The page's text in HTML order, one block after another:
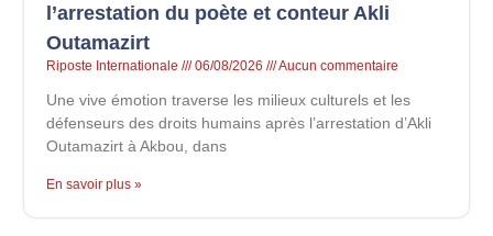
l’arrestation du poète et conteur Akli
Outamazirt
Riposte Internationale 06/08/2026 Aucun commentaire
Une vive émotion traverse les milieux culturels et les
défenseurs des droits humains après l’arrestation d’Akli
Outamazirt à Akbou, dans
En savoir plus »